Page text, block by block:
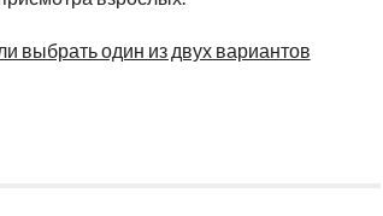
выбрать один из двух вариантов